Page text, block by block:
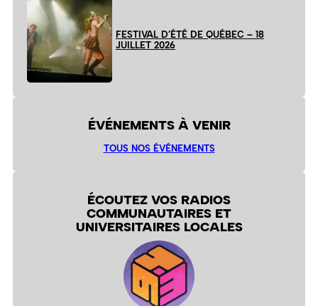
FESTIVAL D’ÉTÉ DE QUÉBEC – 18
JUILLET 2026
ÉVÉNEMENTS À VENIR
TOUS NOS ÉVÉNEMENTS
ÉCOUTEZ VOS RADIOS
COMMUNAUTAIRES ET
UNIVERSITAIRES LOCALES